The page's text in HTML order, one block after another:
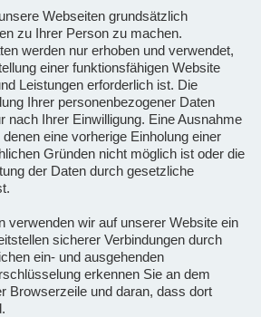
Webseiten grundsätzlich
zu Ihrer Person zu machen.
werden nur erhoben und verwendet,
einer funktionsfähigen Website
Leistungen erforderlich ist. Die
Ihrer personenbezogener Daten
nach Ihrer Einwilligung. Eine Ausnahme
eine vorherige Einholung einer
Gründen nicht möglich ist oder die
der Daten durch gesetzliche
verwenden wir auf unserer Website ein
sicherer Verbindungen durch
ein- und ausgehenden
erkennen Sie an dem
Browserzeile und daran, dass dort